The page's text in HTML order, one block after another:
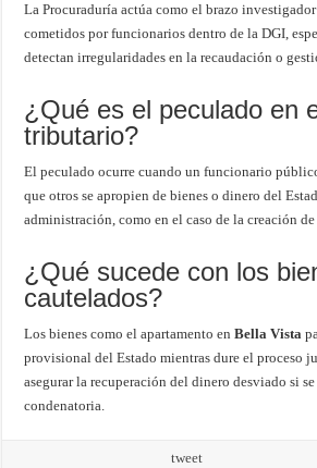
La Procuraduría actúa como el brazo
cometidos por funcionarios dentro de la DGI,
detectan irregularidades en la recaudación o
¿Qué es el peculado en
tributario?
El peculado ocurre cuando un funcionario
que otros se apropien de bienes o dinero del
administración, como en el caso de la creación
¿Qué sucede con los
cautelados?
Los bienes como el apartamento enBella Vista
provisional del Estado mientras dure el proceso
asegurar la recuperación del dinero desviado si
condenatoria.
tweet